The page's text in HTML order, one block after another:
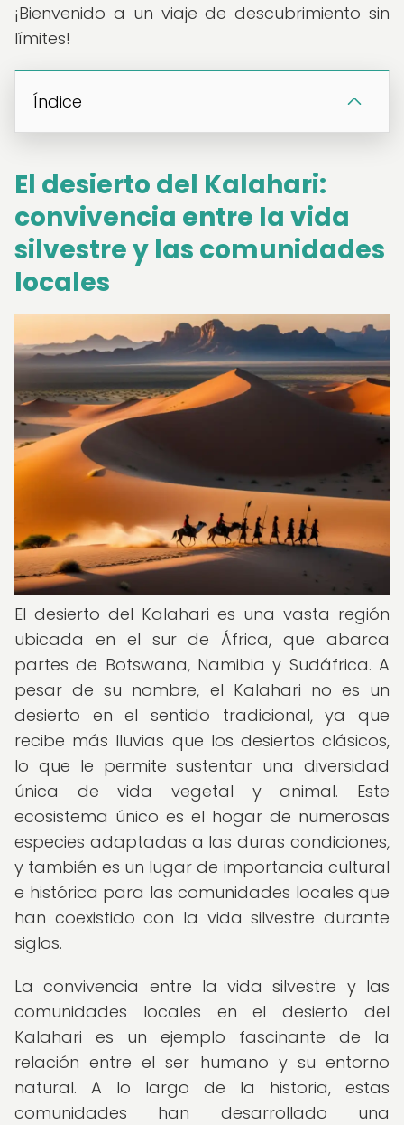
¡Bienvenido a un viaje de descubrimiento sin
límites!
Índice
El desierto del Kalahari:
convivencia entre la vida
silvestre y las comunidades
locales
El desierto del Kalahari es una vasta región
ubicada en el sur de África, que abarca
partes de Botswana, Namibia y Sudáfrica. A
pesar de su nombre, el Kalahari no es un
desierto en el sentido tradicional, ya que
recibe más lluvias que los desiertos clásicos,
lo que le permite sustentar una diversidad
única de vida vegetal y animal. Este
ecosistema único es el hogar de numerosas
especies adaptadas a las duras condiciones,
y también es un lugar de importancia cultural
e histórica para las comunidades locales que
han coexistido con la vida silvestre durante
siglos.
La convivencia entre la vida silvestre y las
comunidades locales en el desierto del
Kalahari es un ejemplo fascinante de la
relación entre el ser humano y su entorno
natural. A lo largo de la historia, estas
comunidades han desarrollado una